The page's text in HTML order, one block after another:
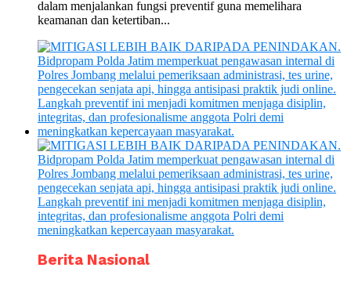
dalam menjalankan fungsi preventif guna memelihara
keamanan dan ketertiban...
Berita Nasional